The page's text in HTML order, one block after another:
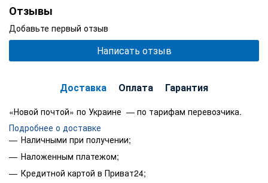
Отзывы
Добавьте первый отзыв
Написать отзыв
Доставка Оплата Гарантия
«Новой почтой» по Украине — по тарифам перевозчика.
Подробнее о доставке
Наличными при получении;
Наложенным платежом;
Кредитной картой в Приват24;